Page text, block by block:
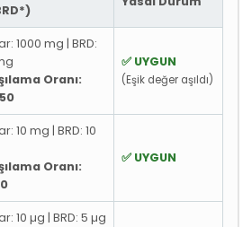
1000 mg | BRD:
Oranı:
✅ UYGUN
(Eşik değer aşıldı)
10 mg | BRD: 10
Oranı:
✅ UYGUN
10 µg | BRD: 5 µg